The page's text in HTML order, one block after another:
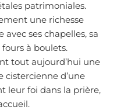
patrimoniales.
une richesse
ses chapelles, sa
à boulets.
tout aujourd’hui une
d’une
leur foi dans la prière,